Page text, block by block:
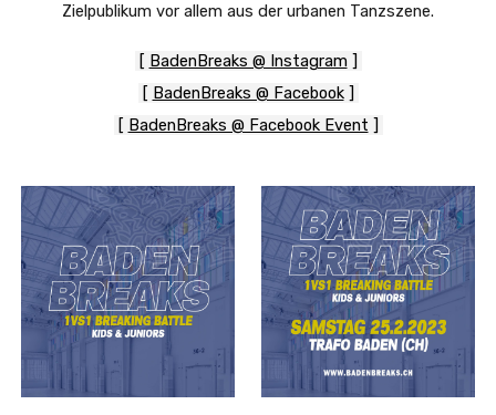
Zielpublikum vor allem aus der urbanen Tanzszene.
[ BadenBreaks @ Instagram ]
[ BadenBreaks @ Facebook]
[ BadenBreaks @ Facebook Event ]